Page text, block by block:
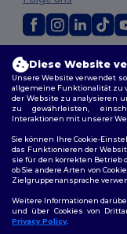
2026.
Allgemeine
Diese Website
Unsere Website verwendet
allgemeine Funktionalität zu
der Website zu analysieren
zu gewährleisten,
Interaktionen mit unserer
Sie können Ihre Cookie-
das Funktionieren der
sie für den korrekten Betrieb
ob Sie andere Arten von
Zielgruppenansprache
Weitere Informationen
und über Cookies von
Privacy Policy.